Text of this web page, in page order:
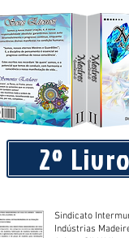
2º
Sindicato
Indústrias